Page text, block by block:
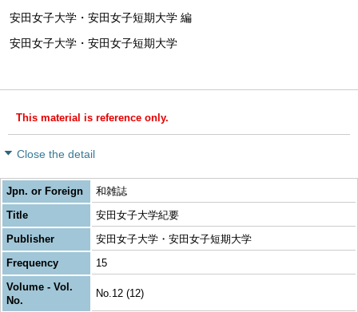
安田女子大学・安田女子短期大学 編
安田女子大学・安田女子短期大学
This material is reference only.
Close the detail
Jpn. or Foreign
和雑誌
Title
安田女子大学紀要
Publisher
安田女子大学・安田女子短期大学
Frequency
15
Volume - Vol.
No.
No.12 (12)